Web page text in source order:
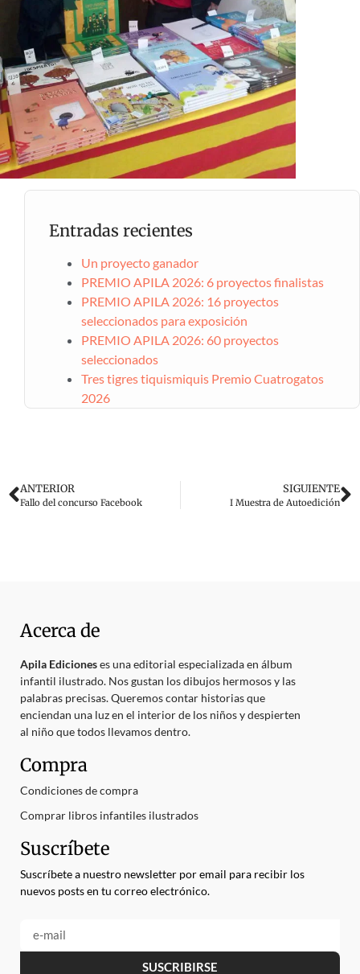
Entradas recientes
Un proyecto ganador
PREMIO APILA 2026: 6 proyectos finalistas
PREMIO APILA 2026: 16 proyectos
seleccionados para exposición
PREMIO APILA 2026: 60 proyectos
seleccionados
Tres tigres tiquismiquis Premio Cuatrogatos
2026
ANTERIOR
Fallo del concurso Facebook
SIGUIENTE
I Muestra de Autoedición
Acerca de
Apila Edicioneses una editorial especializada en álbum
infantil ilustrado. Nos gustan los dibujos hermosos y las
palabras precisas. Queremos contar historias que
enciendan una luz en el interior de los niños y despierten
al niño que todos llevamos dentro.
Compra
Condiciones de compra
Comprar libros infantiles ilustrados
Suscríbete
Suscríbete a nuestro newsletter por email para recibir los
nuevos posts en tu correo electrónico.
SUSCRIBIRSE